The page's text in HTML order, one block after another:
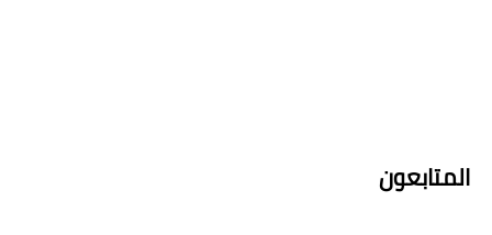
المتابعون